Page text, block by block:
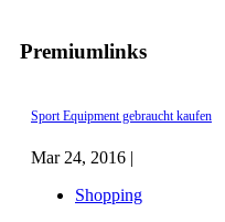
Premiumlinks
Sport Equipment gebraucht kaufen
Mar 24, 2016 |
Shopping